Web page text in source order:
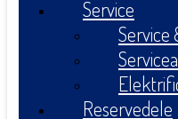
Service
Service
Reservedele